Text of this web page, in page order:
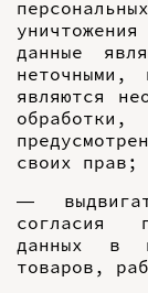
данные
неточными,
являются
своих прав;
—
согласия
данных в
товаров,